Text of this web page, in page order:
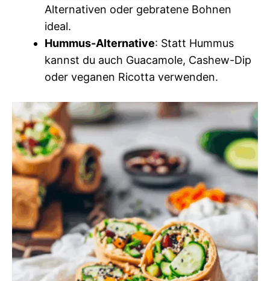
Alternativen oder gebratene Bohnen
ideal.
Hummus-Alternative: Statt Hummus
kannst du auch Guacamole, Cashew-Dip
oder veganen Ricotta verwenden.